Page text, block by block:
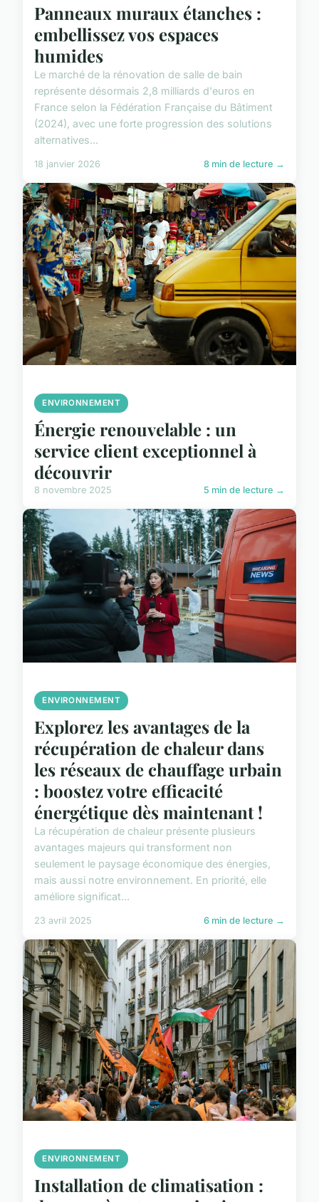
Panneaux muraux étanches :
embellissez vos espaces
humides
Le marché de la rénovation de salle de bain
représente désormais 2,8 milliards d'euros en
France selon la Fédération Française du Bâtiment
(2024), avec une forte progression des solutions
alternatives...
18 janvier 2026 8 min de lecture →
ENVIRONNEMENT
Énergie renouvelable : un
service client exceptionnel à
découvrir
8 novembre 2025 5 min de lecture →
ENVIRONNEMENT
Explorez les avantages de la
récupération de chaleur dans
les réseaux de chauffage urbain
: boostez votre efficacité
énergétique dès maintenant !
La récupération de chaleur présente plusieurs
avantages majeurs qui transforment non
seulement le paysage économique des énergies,
mais aussi notre environnement. En priorité, elle
améliore significat...
23 avril 2025 6 min de lecture →
ENVIRONNEMENT
Installation de climatisation :